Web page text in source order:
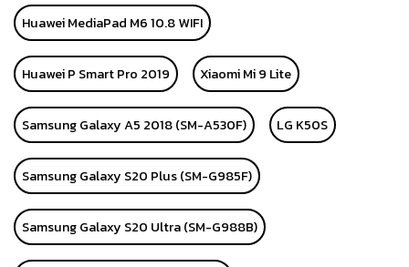
Huawei MediaPad M6 10.8 WIFI
Huawei P Smart Pro 2019 Xiaomi Mi 9 Lite
Samsung Galaxy A5 2018 (SM-A530F) LG K50S
Samsung Galaxy S20 Plus (SM-G985F)
Samsung Galaxy S20 Ultra (SM-G988B)